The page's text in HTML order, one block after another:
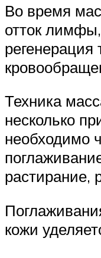
Во время
отток лимфы,
регенерация
Техника
несколько
необходимо
растирание,
кожи